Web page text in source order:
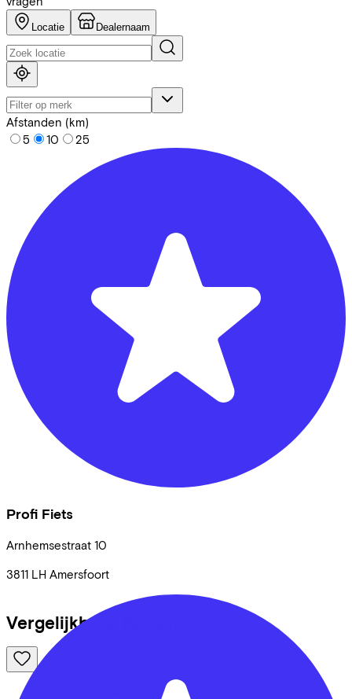
Locatie Dealernaam
Afstanden (km)
5
10 25
Profi Fiets
Arnhemsestraat 10
3811 LH Amersfoort
Vergelijkbare fietsen